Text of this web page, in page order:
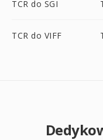
TCR do SGI
TCR do VIFF